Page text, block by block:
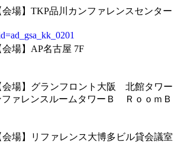
会場】TKP品川カンファレンスセンター
会場】AP名古屋 7F
会場】グランフロント大阪 北館タワ
ァレンスルームタワーＢ ＲｏｏｍＢ
会場】リファレンス大博多ビル貸会議室